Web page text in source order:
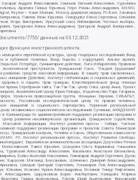
Андрей Вячеславович, Симонов Евгений Алексеевич, Сурначева
Арапова Галина Юрьевна, Перл Роман Александрович, МЕМО,
Якутия – Наше Мнение, Москоу диджитал медиа, РС-Балт, Заговора
Павлов Иван Юрьевич, Скворцова Елена Сергеевна, Оленичев
Игорь Викторович, Иркутский союз библиофилов, Честные выборы,
Григорьева Алина Александровна, Григорьев Андрей Валерьевич ,
7755/данные на 03.12.2021
функции иностранного агента:
и европейской культуры, Центр гендерных исследований, Фонд
и публичной политики, Фонд борьбы с коррупцией, Альянс врачей,
Петербург, Гуманитарное действие, Лига Избирателей, Правовая
экологической преступности, Гражданский Союз, "Хасдей Ерушалаим"
развитию средств массовой информации, В защиту прав заключенных,
инициатив Действие, Институт глобализации и социальных движений,
и защиты прав граждан, Благотворительный фонд помощи
время, Серебряная тайга, Так-Так-Так, центр Сова, центр Анна, Проект
Аналитический Центр Юрия Левады, Издательство Парк Гагарина,
Уральская правозащитная группа, Женщины Евразии, СИБАЛЬТ,
Российский исследовательский центр по правам человека,
инициатив и социального партнерства, Пермский региональный
независимых социологических исследований, Сутяжник, АКАДЕМИЯ
по административной поддержке реализации программ и
развития некоммерческих организаций, Гражданское содействие,
Информации, Институт развития прессы - Сибирь, Частное
поддержке реализации программ и проектов Совета Министров
Гражданский контроль, Человек и Закон, Общественная комиссия по
РУ, Институт региональной прессы, Институт Развития Свободы
вердикт, Евразийская антимонопольная ассоциация, Дзугкоева Регина
Милославский Павел Юрьевич, Шнырова Ольга Вадимовна, Чанышева
Туровский Александр Алексеевич, Васильева Анастасия Евгеньевна,
Бойко Анатолий Николаевич, Пивоваров Андрей Сергеевич, Дугин
Барахоев Магомед Бекханович, Шевченко Дмитрий Александрович,
Шведов Григорий Сергеевич, Пономарев Лев Александрович,
Юльевич, Исакова Ирина Александровна, Исламов Тимур Рифгатович,
Алексадрович, Цирульников Борис Альбертович, Халидова Марина
Галина Анатольевна, Паутов Юрий Анатольевич, Верховский